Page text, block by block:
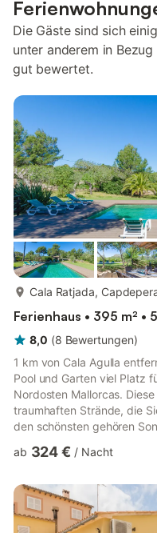
Die Gäste sind sich
unter anderem in
gut bewertet.
Cala Ratjada,
Ferienhaus • 395 m² •
8,0 (8 Bewertungen)
1 km von Cala Agulla
Pool und Garten viel Platz
Nordosten Mallorcas.
traumhaften Strände, die
den schönsten gehören
Altstadt bietet zudem
Villa entfernt. In Cala
schönen Spaziergang
...
ab 324 € / Nacht